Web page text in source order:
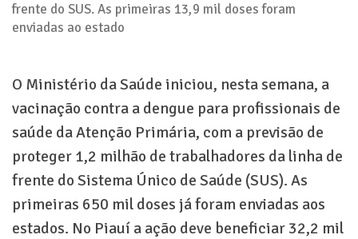
frente do SUS. As primeiras 13,9 mil doses foram
enviadas ao estado
O Ministério da Saúde iniciou, nesta semana, a
vacinação contra a dengue para profissionais de
saúde da Atenção Primária, com a previsão de
proteger 1,2 milhão de trabalhadores da linha de
frente do Sistema Único de Saúde (SUS). As
primeiras 650 mil doses já foram enviadas aos
estados. No Piauí a ação deve beneficiar 32,2 mil